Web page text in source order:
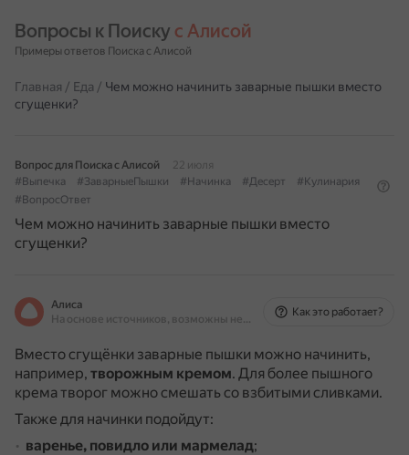
Вопросы к Поиску с Алисой
Примеры ответов Поиска с Алисой
Главная / Еда / Чем можно начинить заварные пышки вместо
сгущенки?
Вопрос для Поиска с Алисой
22 июля
#Выпечка
#ЗаварныеПышки #Начинка #Десерт
#Кулинария
#ВопросОтвет
Чем можно начинить заварные пышки вместо
сгущенки?
Алиса
На основе источников, возможны неточности
Как это работает?
Вместо сгущёнки заварные пышки можно начинить,
например, творожным кремом. Для более пышного
крема творог можно смешать со взбитыми сливками.
Также для начинки подойдут:
варенье, повидло или мармелад;